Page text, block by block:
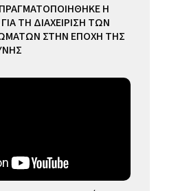
ΠΡΑΓΜΑΤΟΠΟΙΗΘΗΚΕ Η
ΤΗ ΔΙΑΧΕΙΡΙΣΗ ΤΩΝ
ΣΤΗΝ ΕΠΟΧΗ ΤΗΣ